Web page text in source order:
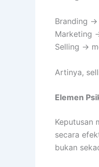
Branding →
Marketing
Selling →
Artinya,
Elemen
Keputusan
secara
bukan